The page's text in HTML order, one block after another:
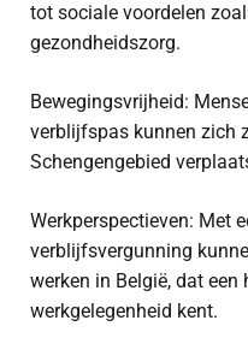
tot sociale voordelen
gezondheidszorg.
Bewegingsvrijheid:
verblijfspas kunnen zich
Schengengebied
Werkperspectieven: Met
verblijfsvergunning
werken in België, dat een
werkgelegenheid kent.